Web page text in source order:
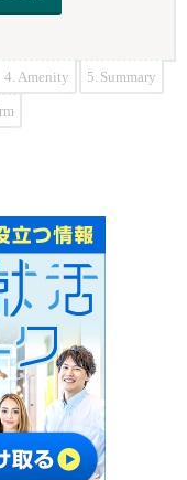
4. Amenity 5. Summary